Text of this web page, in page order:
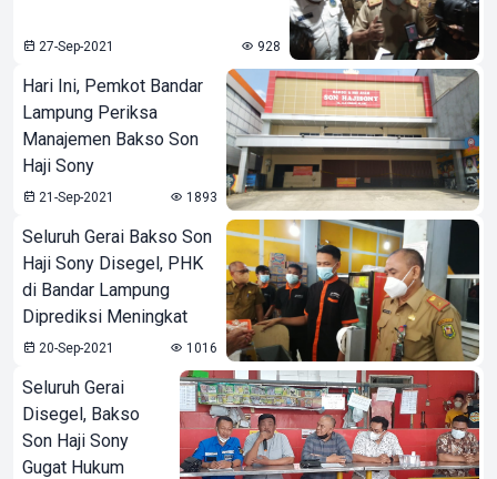
27-Sep-2021 928
Hari Ini, Pemkot Bandar
Lampung Periksa
Manajemen Bakso Son
Haji Sony
21-Sep-2021 1893
Seluruh Gerai Bakso Son
Haji Sony Disegel, PHK
di Bandar Lampung
Diprediksi Meningkat
20-Sep-2021 1016
Seluruh Gerai
Disegel, Bakso
Son Haji Sony
Gugat Hukum